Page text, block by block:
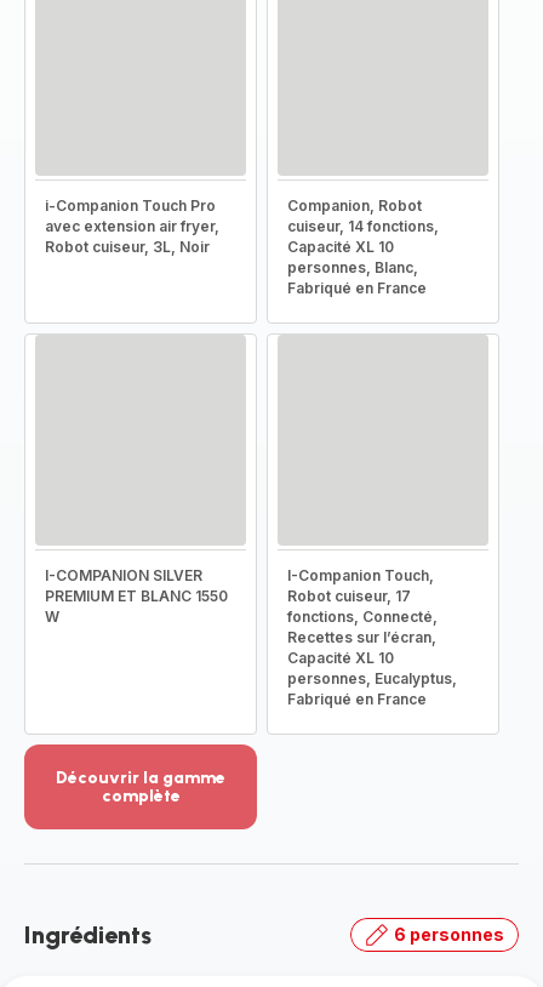
i-Companion Touch Pro
avec extension air fryer,
Robot cuiseur, 3L, Noir
Companion, Robot
cuiseur, 14 fonctions,
Capacité XL 10
personnes, Blanc,
Fabriqué en France
I-COMPANION SILVER
PREMIUM ET BLANC 1550
W
I-Companion Touch,
Robot cuiseur, 17
fonctions, Connecté,
Recettes sur l’écran,
Capacité XL 10
personnes, Eucalyptus,
Fabriqué en France
Découvrir la gamme
complète
-
gamme
Ingrédients 6 personnes